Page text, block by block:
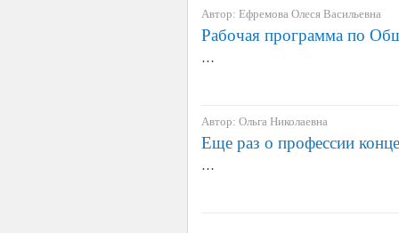
Автор: Ефремова Олеся Васильевна
Рабочая программа по
…
Автор: Ольга Николаевна
Еще раз о профессии
…